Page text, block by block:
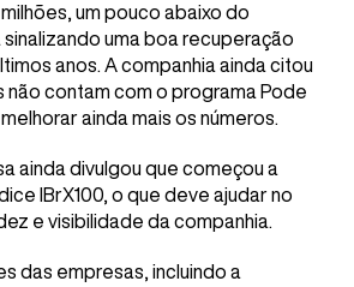
um pouco abaixo do
sinalizando uma boa recuperação
anos. A companhia ainda citou
não contam com o programa Pode
ainda mais os números.
ainda divulgou que começou a
IBrX100, o que deve ajudar no
e visibilidade da companhia.
das empresas, incluindo a